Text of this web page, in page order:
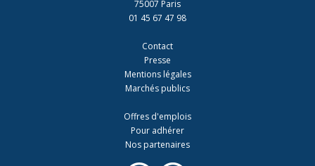
75007 Paris
01 45 67 47 98
Contact
Presse
Mentions légales
Marchés publics
Offres d'emplois
Pour adhérer
Nos partenaires